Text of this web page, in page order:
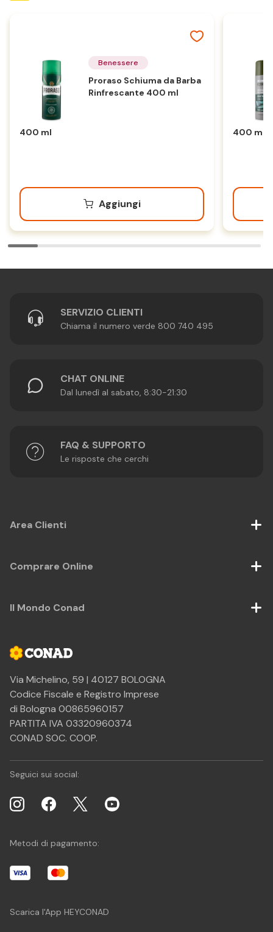
Benessere
Proraso Schiuma da Barba
Rinfrescante 400 ml
400 ml
Aggiungi
400 ml
SERVIZIO CLIENTI
Chiama il numero verde 800 740 495
CHAT ONLINE
Dal lunedì al sabato, 8:30-21:30
FAQ & SUPPORTO
Le risposte che cerchi
Via Michelino, 59 | 40127 BOLOGNA
Codice Fiscale e Registro Imprese
di Bologna 00865960157
PARTITA IVA 03320960374
CONAD SOC. COOP.
Area Clienti
Comprare Online
Il Mondo Conad
Seguici sui social:
Metodi di pagamento:
Scarica l'App HEYCONAD